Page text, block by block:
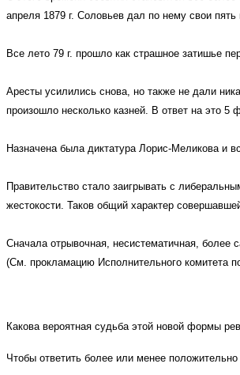
апреля 1879 г. Соловьев дал по нему свои
Все лето 79 г. прошло как страшное затишье
Аресты усилились снова, но также не дали
произошло несколько казней. В ответ на это
Назначена была диктатура Лорис-Меликова и
Правительство стало заигрывать с
жестокости. Таков общий характер
Сначала отрывочная, несистематичная, более
(См. прокламацию Исполнительного комитета
Какова вероятная судьба этой новой формы
Чтобы ответить более или менее